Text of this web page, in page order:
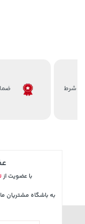
با عضویت از
به باشگاه مشتریان